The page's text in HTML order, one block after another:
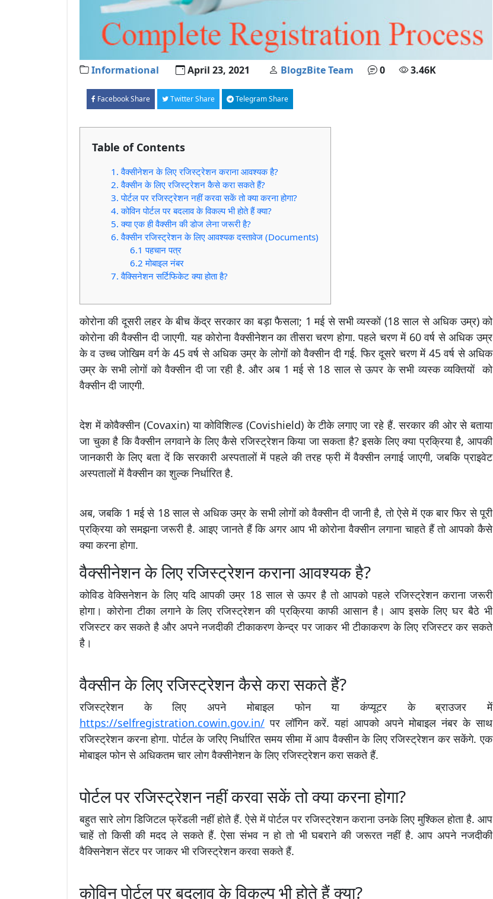
Informational April 23, 2021 BlogzBite Team 0 3.46K
Facebook Share Twitter Share Telegram Share
Table of Contents
1. वैक्सीनेशन के लिए रजिस्ट्रेशन कराना आवश्यक है?
2. वैक्सीन के लिए रजिस्ट्रेशन कैसे करा सकते हैं?
3. पोर्टल पर रजिस्ट्रेशन नहीं करवा सकें तो क्या करना होगा?
4. कोविन पोर्टल पर बदलाव के विकल्प भी होते हैं क्या?
5. क्या एक ही वैक्सीन की डोज लेना जरूरी है?
6. वैक्सीन रजिस्ट्रेशन के लिए आवश्यक दस्तावेज (Documents)
6.1 पहचान पत्र
6.2 मोबाइल नंबर
7. वैक्सिनेशन सर्टिफिकेट क्या होता है?
कोरोना की दूसरी लहर के बीच केंद्र सरकार का बड़ा फैसला; 1 मई से सभी व्यस्कों (18 साल से अधिक उम्र) को
कोरोना की वैक्सीन दी जाएगी. यह कोरोना वैक्सीनेशन का तीसरा चरण होगा. पहले चरण में 60 वर्ष से अधिक उम्र
के व उच्च जोखिम वर्ग के 45 वर्ष से अधिक उम्र के लोगों को वैक्सीन दी गई. फिर दूसरे चरण में 45 वर्ष से अधिक
उम्र के सभी लोगों को वैक्सीन दी जा रही है. और अब 1 मई से 18 साल से ऊपर के सभी व्यस्क व्यक्तियों को
वैक्सीन दी जाएगी.
देश में कोवैक्सीन (Covaxin) या कोविशिल्ड (Covishield) के टीके लगाए जा रहे हैं. सरकार की ओर से बताया
जा चुका है कि वैक्सीन लगवाने के लिए कैसे रजिस्ट्रेशन किया जा सकता है? इसके लिए क्या प्रक्रिया है, आपकी
जानकारी के लिए बता दें कि सरकारी अस्पतालों में पहले की तरह फ्री में वैक्सीन लगाई जाएगी, जबकि प्राइवेट
अस्पतालों में वैक्सीन का शुल्क निर्धारित है.
अब, जबकि 1 मई से 18 साल से अधिक उम्र के सभी लोगों को वैक्सीन दी जानी है, तो ऐसे में एक बार फिर से पूरी
प्रक्रिया को समझना जरूरी है. आइए जानते हैं कि अगर आप भी कोरोना वैक्सीन लगाना चाहते हैं तो आपको कैसे
क्या करना होगा.
वैक्सीनेशन के लिए रजिस्ट्रेशन कराना आवश्यक है?
कोविड वेक्सिनेशन के लिए यदि आपकी उम्र 18 साल से ऊपर है तो आपको पहले रजिस्ट्रेशन कराना जरूरी
होगा। कोरोना टीका लगाने के लिए रजिस्ट्रेशन की प्रक्रिया काफी आसान है। आप इसके लिए घर बैठे भी
रजिस्टर कर सकते है और अपने नजदीकी टीकाकरण केन्द्र पर जाकर भी टीकाकरण के लिए रजिस्टर कर सकते
है।
वैक्सीन के लिए रजिस्ट्रेशन कैसे करा सकते हैं?
रजिस्ट्रेशन के लिए अपने मोबाइल फोन या कंप्यूटर के ब्राउजर में
https://selfregistration.cowin.gov.in/ पर लॉगिन करें. यहां आपको अपने मोबाइल नंबर के साथ
रजिस्ट्रेशन करना होगा. पोर्टल के जरिए निर्धारित समय सीमा में आप वैक्सीन के लिए रजिस्ट्रेशन कर सकेंगे. एक
मोबाइल फोन से अधिकतम चार लोग वैक्सीनेशन के लिए रजिस्ट्रेशन करा सकते हैं.
पोर्टल पर रजिस्ट्रेशन नहीं करवा सकें तो क्या करना होगा?
बहुत सारे लोग डिजिटल फ्रेंडली नहीं होते हैं. ऐसे में पोर्टल पर रजिस्ट्रेशन कराना उनके लिए मुश्किल होता है. आप
चाहें तो किसी की मदद ले सकते हैं. ऐसा संभव न हो तो भी घबराने की जरूरत नहीं है. आप अपने नजदीकी
वैक्सिनेशन सेंटर पर जाकर भी रजिस्ट्रेशन करवा सकते हैं.
कोविन पोर्टल पर बदलाव के विकल्प भी होते हैं क्या?